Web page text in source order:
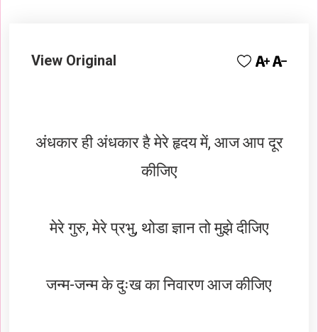
View Original
अंधकार ही अंधकार है मेरे हृदय में, आज आप दूर
कीजिए
मेरे गुरु, मेरे प्रभु, थोडा ज्ञान तो मुझे दीजिए
जन्म-जन्म के दुःख का निवारण आज कीजिए